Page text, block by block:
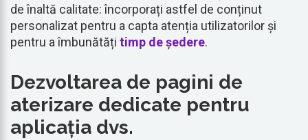
de înaltă calitate: încorporați astfel de conținut
personalizat pentru a capta atenția utilizatorilor și
pentru a îmbunătăți timp de ședere.
Dezvoltarea de pagini de
aterizare dedicate pentru
aplicația dvs.